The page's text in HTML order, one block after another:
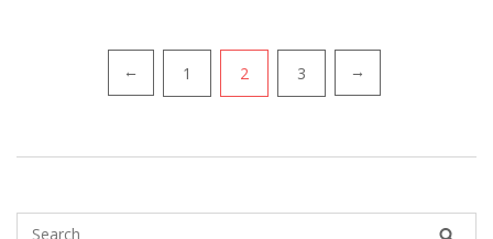
Artikkelien
sivutus
← 1 2 3 →